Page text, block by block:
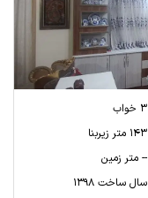
3 خواب
143 متر زیربنا
-- متر زمین
سال ساخت 1398